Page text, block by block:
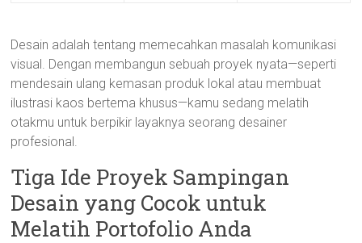
Desain adalah tentang memecahkan masalah komunikasi
visual. Dengan membangun sebuah proyek nyata—seperti
mendesain ulang kemasan produk lokal atau membuat
ilustrasi kaos bertema khusus—kamu sedang melatih
otakmu untuk berpikir layaknya seorang desainer
profesional.
Tiga Ide Proyek Sampingan
Desain yang Cocok untuk
Melatih Portofolio Anda